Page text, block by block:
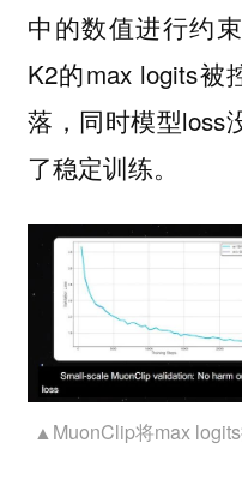
中的数值进行约
K2的max logits被
落，同时模型loss
了稳定训练。
▲MuonClip将max